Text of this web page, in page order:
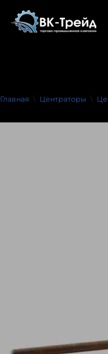
Перейти
Главная \ Центраторы \